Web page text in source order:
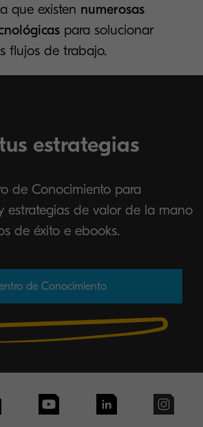
que existen numerosas
para solucionar
flujos de trabajo.
estrategias
de Conocimiento para
estrategias de valor de la mano
de éxito e ebooks.
de Conocimiento